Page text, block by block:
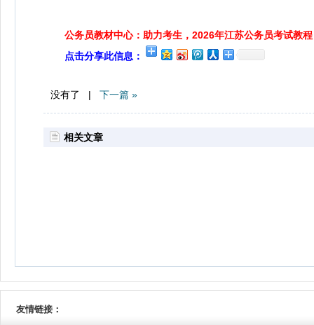
公务员教材中心：助力考生，2026年江苏公务员考试教程
点击分享此信息：
没有了 | 下一篇 »
相关文章
友情链接：